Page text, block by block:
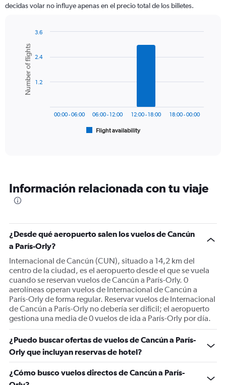
decidas volar no influye apenas en el precio total de los billetes.
chart
with
bars.
The
categories.
The
Y
axis
displaying
Number
of
flights.
Range:
0
to
3.6.
Chart
graphic.
Number of flights
Flight availability
00:00 - 06:00 06:00 - 12:00 12:00 - 18:00 18:00 - 00:00
1.2
2.4
3.6
Información relacionada con tu viaje
¿Desde qué aeropuerto salen los vuelos de Cancún
a París-Orly?
Internacional de Cancún (CUN), situado a 14,2 km del
centro de la ciudad, es el aeropuerto desde el que se vuela
cuando se reservan vuelos de Cancún a París-Orly. 0
aerolíneas operan vuelos de Internacional de Cancún a
París-Orly de forma regular. Reservar vuelos de Internacional
de Cancún a París-Orly no debería ser difícil; el aeropuerto
gestiona una media de 0 vuelos de ida a París-Orly por día.
¿Puedo buscar ofertas de vuelos de Cancún a París-
Orly que incluyan reservas de hotel?
¿Cómo busco vuelos directos de Cancún a París-